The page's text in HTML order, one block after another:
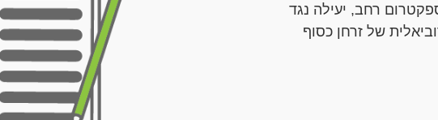
רחב, יעילה נגד
של זרחן כסוף